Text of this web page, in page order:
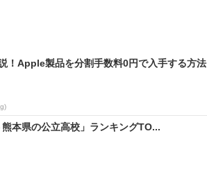
！Apple製品を分割手数料0円で入手する方法
本県の公立高校」ランキングTO...